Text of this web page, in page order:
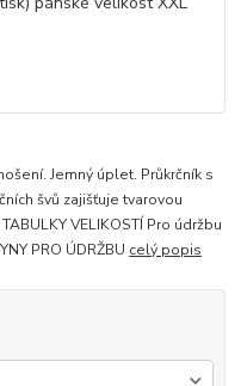
Jemný úplet. Průkrčník s
švů zajišťuje tvarovou
VELIKOSTÍ Pro údržbu
PRO ÚDRŽBU celý popis